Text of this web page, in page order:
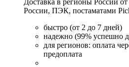
Доставка в регионы России
России, ПЭК, постаматами
быстро (от 2 до 7 дней)
надежно (99% успешно
для регионов: оплата
предоплата